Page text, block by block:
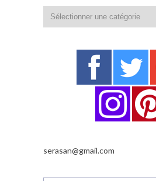
serasan@gmail.com